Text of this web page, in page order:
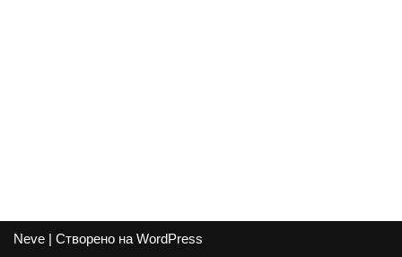
Neve | Створено на WordPress